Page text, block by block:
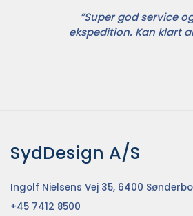
”Super god service
ekspedition. Kan klart
SydDesign A/S
Ingolf Nielsens Vej 35, 6400
+45 7412 8500